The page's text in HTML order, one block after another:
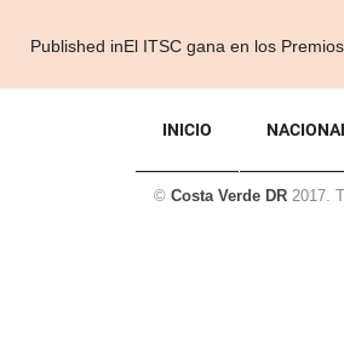
Navegación
de
entradas
Published inEl ITSC gana en los
INICIO
© Costa Verde DR 2017.